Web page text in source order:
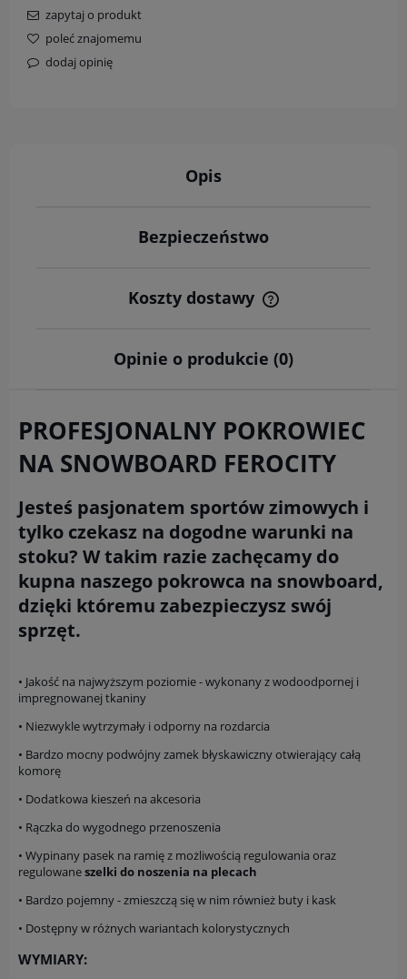
zapytaj o produkt
poleć znajomemu
dodaj opinię
Opis
Bezpieczeństwo
Koszty dostawy
Cena nie zawiera ewentualnych kosztów płatności
Opinie o produkcie (0)
PROFESJONALNY POKROWIEC
NA SNOWBOARD FEROCITY
Jesteś pasjonatem sportów zimowych i
tylko czekasz na dogodne warunki na
stoku? W takim razie zachęcamy do
kupna naszego pokrowca na snowboard,
dzięki któremu zabezpieczysz swój
sprzęt.
• Jakość na najwyższym poziomie - wykonany z wodoodpornej i
impregnowanej tkaniny
• Niezwykle wytrzymały i odporny na rozdarcia
• Bardzo mocny podwójny zamek błyskawiczny otwierający całą
komorę
• Dodatkowa kieszeń na akcesoria
• Rączka do wygodnego przenoszenia
• Wypinany pasek na ramię z możliwością regulowania oraz
regulowaneszelki do noszenia na plecach
• Bardzo pojemny - zmieszczą się w nim również buty i kask
• Dostępny w różnych wariantach kolorystycznych
WYMIARY: